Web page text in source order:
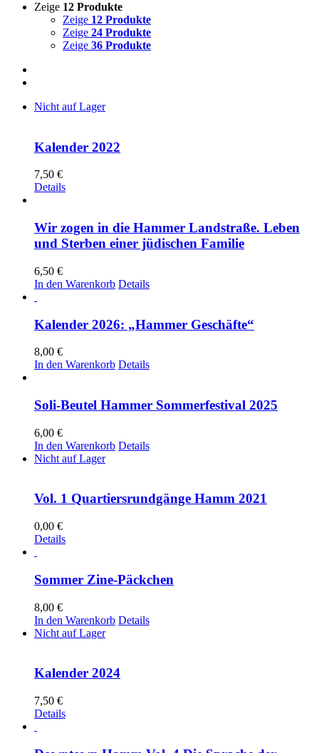
Zeige 12 Produkte
Zeige 12 Produkte
Zeige 24 Produkte
Zeige 36 Produkte
Nicht auf Lager
Kalender 2022
7,50 €
Details
Wir zogen in die Hammer Landstraße. Leben
und Sterben einer jüdischen Familie
6,50 €
In den Warenkorb Details
Kalender 2026: „Hammer Geschäfte“
8,00 €
In den Warenkorb Details
Soli-Beutel Hammer Sommerfestival 2025
6,00 €
In den Warenkorb Details
Nicht auf Lager
Vol. 1 Quartiersrundgänge Hamm 2021
0,00 €
Details
Sommer Zine-Päckchen
8,00 €
In den Warenkorb Details
Nicht auf Lager
Kalender 2024
7,50 €
Details